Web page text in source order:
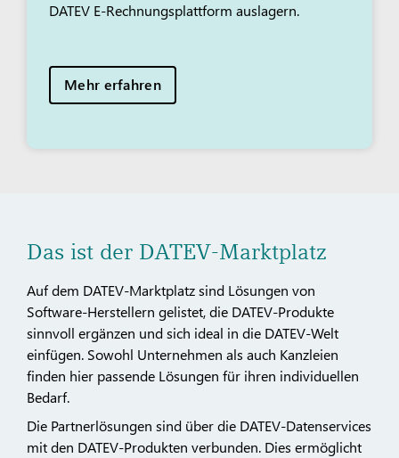
DATEV E-Rechnungsplattform auslagern.
Mehr erfahren
Das ist der DATEV-Marktplatz
Auf dem DATEV-Marktplatz sind Lösungen von
Software-Herstellern gelistet, die DATEV-Produkte
sinnvoll ergänzen und sich ideal in die DATEV-Welt
einfügen. Sowohl Unternehmen als auch Kanzleien
finden hier passende Lösungen für ihren individuellen
Bedarf.
Die Partnerlösungen sind über die DATEV-Datenservices
mit den DATEV-Produkten verbunden. Dies ermöglicht